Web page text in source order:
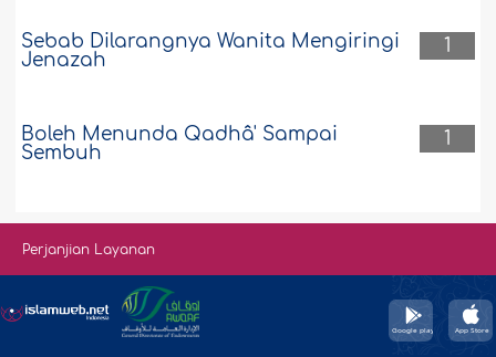
1
Sebab Dilarangnya Wanita Mengiringi
Jenazah
1
Boleh Menunda Qadhâ' Sampai
Sembuh
Perjanjian Layanan